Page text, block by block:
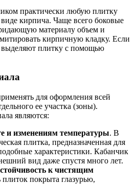
практически любую плитку
кирпича. Чаще всего боковые
материалу объем и
кирпичную кладку. Если
выделяют плитку с помощью
для оформления всей
ее участка (зоны).
являются:
и изменениям температуры. В
плитка, предназначенная для
характеристики. Кабанчик
вид даже спустя много лет.
к чистящим
плиток покрыта глазурью,